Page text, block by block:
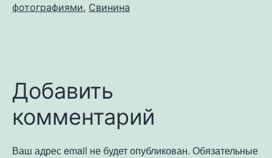
фотографиями, Свинина
Добавить
комментарий
Ваш адрес email не будет опубликован. Обязательные